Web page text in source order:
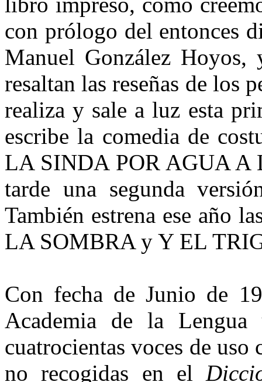
con prólogo del entonces
Manuel González
resaltan las reseñas de los
realiza y sale a luz esta
escribe la comedia de
LA SINDA POR AGUA A
tarde una segunda
También estrena ese año
LA SOMBRA y Y EL
Con fecha de Junio de
Academia de la
cuatrocientas voces de uso
no recogidas en el